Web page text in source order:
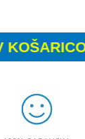
KOŠARICO